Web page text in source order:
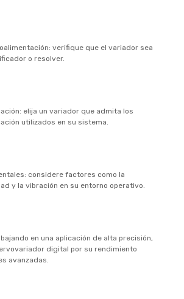
verifique que el variador sea
o resolver.
elija un variador que admita los
utilizados en su sistema.
considere factores como la
y la vibración en su entorno operativo.
en una aplicación de alta precisión,
digital por su rendimiento
avanzadas.